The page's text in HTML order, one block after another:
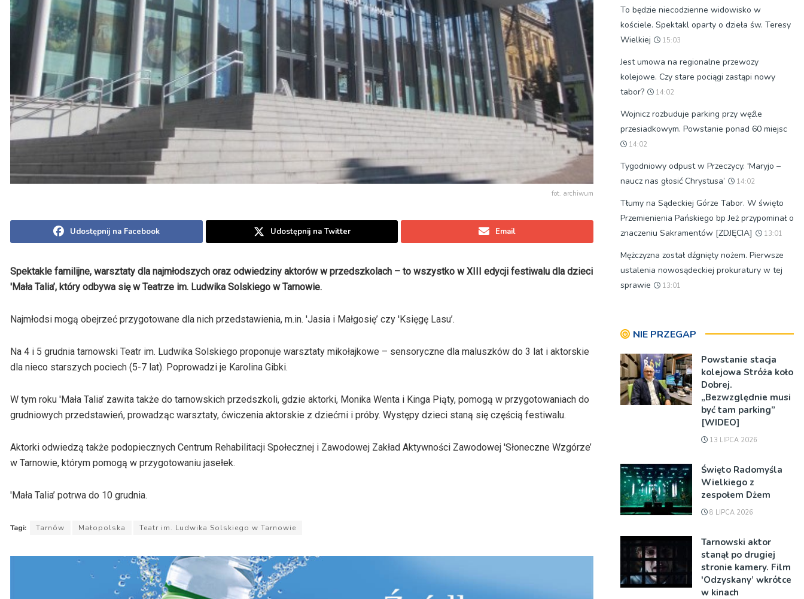
fot. archiwum
Udostępnij na Facebook Udostępnij na Twitter Email
Spektakle familijne, warsztaty dla najmłodszych oraz odwiedziny aktorów w przedszkolach – to wszystko w XIII edycji festiwalu dla dzieci
'Mała Talia’, który odbywa się w Teatrze im. Ludwika Solskiego w Tarnowie.
Najmłodsi mogą obejrzeć przygotowane dla nich przedstawienia, m.in. 'Jasia i Małgosię’ czy 'Księgę Lasu’.
Na 4 i 5 grudnia tarnowski Teatr im. Ludwika Solskiego proponuje warsztaty mikołajkowe – sensoryczne dla maluszków do 3 lat i aktorskie
dla nieco starszych pociech (5-7 lat). Poprowadzi je Karolina Gibki.
W tym roku 'Mała Talia’ zawita także do tarnowskich przedszkoli, gdzie aktorki, Monika Wenta i Kinga Piąty, pomogą w przygotowaniach do
grudniowych przedstawień, prowadząc warsztaty, ćwiczenia aktorskie z dziećmi i próby. Występy dzieci staną się częścią festiwalu.
Aktorki odwiedzą także podopiecznych Centrum Rehabilitacji Społecznej i Zawodowej Zakład Aktywności Zawodowej 'Słoneczne Wzgórze’
w Tarnowie, którym pomogą w przygotowaniu jasełek.
'Mała Talia’ potrwa do 10 grudnia.
Tagi: Tarnów Małopolska Teatr im. Ludwika Solskiego w Tarnowie
To będzie niecodzienne widowisko w
kościele. Spektakl oparty o dzieła św. Teresy
Wielkiej
15:03
Jest umowa na regionalne przewozy
kolejowe. Czy stare pociągi zastąpi nowy
tabor?
14:02
Wojnicz rozbuduje parking przy węźle
przesiadkowym. Powstanie ponad 60 miejsc
14:02
Tygodniowy odpust w Przeczycy. 'Maryjo –
naucz nas głosić Chrystusa’
14:02
Tłumy na Sądeckiej Górze Tabor. W święto
Przemienienia Pańskiego bp Jeż przypominał o
znaczeniu Sakramentów [ZDJĘCIA]
13:01
Mężczyzna został dźgnięty nożem. Pierwsze
ustalenia nowosądeckiej prokuratury w tej
sprawie
13:01
NIE PRZEGAP
Powstanie stacja
kolejowa Stróża koło
Dobrej.
„Bezwzględnie musi
być tam parking”
[WIDEO]
13 LIPCA 2026
Święto Radomyśla
Wielkiego z
zespołem Dżem
8 LIPCA 2026
Tarnowski aktor
stanął po drugiej
stronie kamery. Film
'Odzyskany’ wkrótce
w kinach